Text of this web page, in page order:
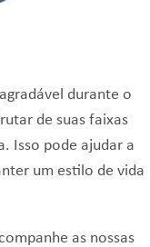
durante o
de suas faixas
Isso pode ajudar a
um estilo de vida
as nossas